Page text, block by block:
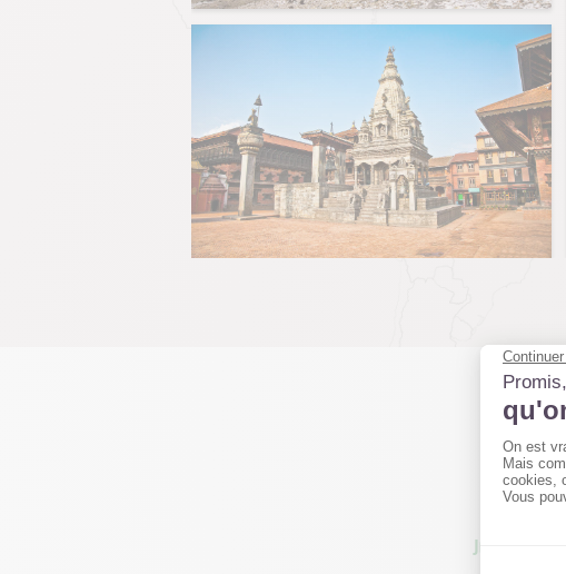
JOUR 1